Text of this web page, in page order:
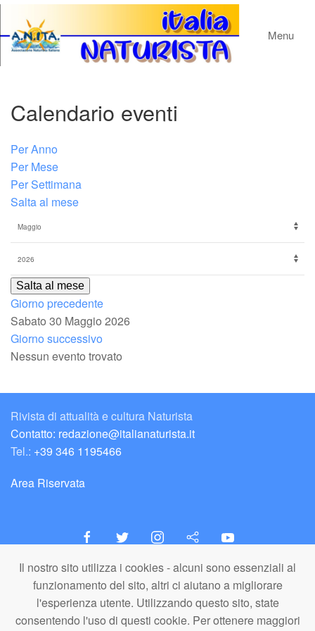
Il nostro sito utilizza i cookies - alcuni sono essenziali al
funzionamento del sito, altri ci aiutano a migliorare
l'esperienza utente. Utilizzando questo sito, state
consentendo l'uso di questi cookie. Per ottenere maggiori
Menu
Calendario eventi
Per Anno
Per Mese
Per Settimana
Salta al mese
Salta al mese
Giorno precedente
Sabato 30 Maggio 2026
Giorno successivo
Nessun evento trovato
Rivista di attualità e cultura Naturista
Contatto: redazione@italianaturista.it
Tel.: +39 346 1195466
Area Riservata
italiaNATURISTA
Editore e Redazione
A.N.ITA. Associazione Naturista Italiana (APS)
C.F. 80203710159